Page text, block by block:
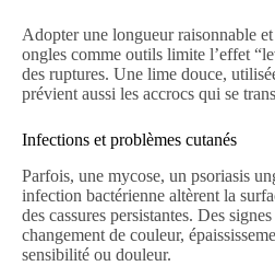
Adopter une longueur raisonnable
ongles comme outils limite l’effet
des ruptures. Une lime douce,
prévient aussi les accrocs qui se
Infections et problèmes cutanés
Parfois, une mycose, un psoriasis
infection bactérienne altèrent la
des cassures persistantes. Des signes
changement de couleur,
sensibilité ou douleur.